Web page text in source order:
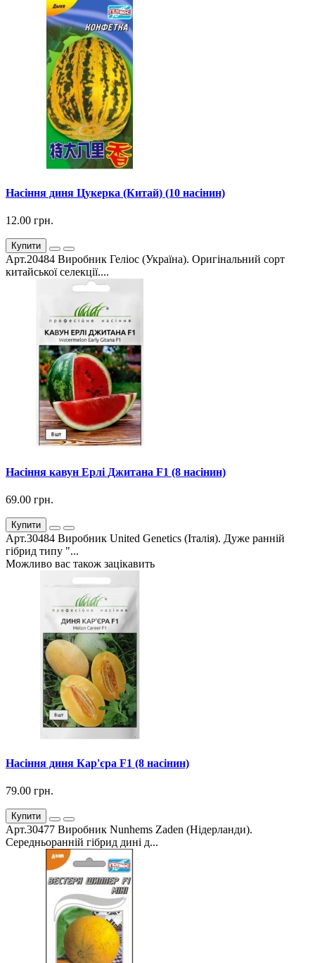
Насіння диня Цукерка (Китай) (10 насінин)
12.00 грн.
Купити
Арт.20484 Виробник Геліос (Україна). Оригінальний сорт
китайської селекції....
Насіння кавун Ерлі Джитана F1 (8 насінин)
69.00 грн.
Купити
Арт.30484 Виробник United Genetics (Італія). Дуже ранній
гібрид типу "...
Можливо вас також зацікавить
Насіння диня Кар'єра F1 (8 насінин)
79.00 грн.
Купити
Арт.30477 Виробник Nunhems Zaden (Нідерланди).
Середньоранній гібрид дині д...